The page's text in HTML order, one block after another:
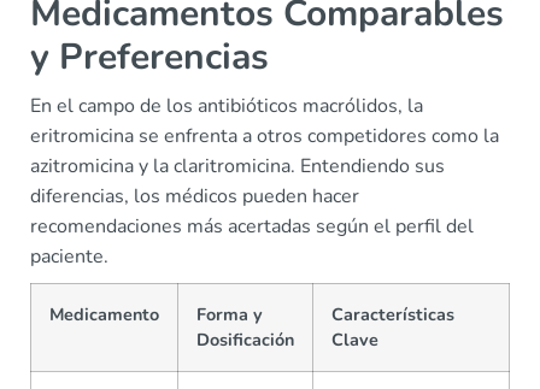
Medicamentos Comparables
y Preferencias
En el campo de los antibióticos macrólidos, la
eritromicina se enfrenta a otros competidores como la
azitromicina y la claritromicina. Entendiendo sus
diferencias, los médicos pueden hacer
recomendaciones más acertadas según el perfil del
paciente.
Medicamento
Forma y
Dosificación
Características
Clave